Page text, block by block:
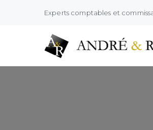
Experts comptables et